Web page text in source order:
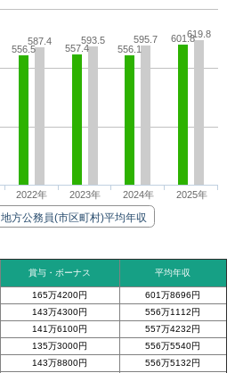
556.5 557.4 556.1
601.8
587.4 593.5 595.7 619.8
地方公務員(市区町村)平均年収
2022年 2023年 2024年 2025年
賞与・ボーナス 平均年収
165万4200円
601万8696円
143万4300円
556万1112円
141万6100円
557万4232円
135万3000円
556万5540円
143万8800円
556万5132円